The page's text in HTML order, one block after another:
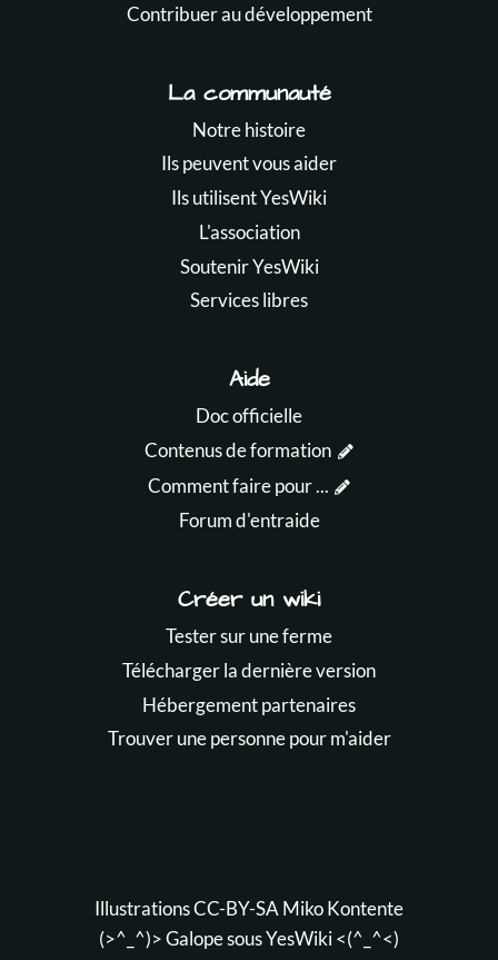
Contribuer au développement
La communauté
Notre histoire
Ils peuvent vous aider
Ils utilisent YesWiki
L'association
Soutenir YesWiki
Services libres
Aide
Doc officielle
Contenus de formation
Comment faire pour ...
Forum d'entraide
Créer un wiki
Tester sur une ferme
Télécharger la dernière version
Hébergement partenaires
Trouver une personne pour m'aider
Illustrations CC-BY-SAMiko Kontente
(>^_^)> Galope sousYesWiki<(^_^<)